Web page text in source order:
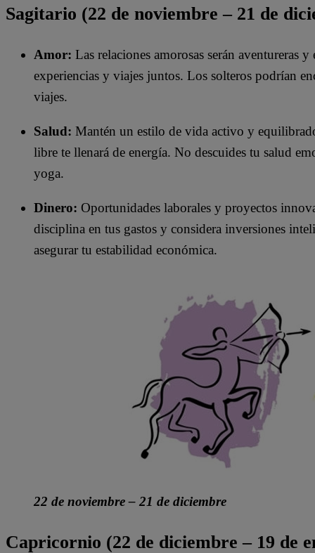
Sagitario (22 de noviembre – 21 de
Amor: Las relaciones amorosas serán aventureras
experiencias y viajes juntos. Los solteros podrían
viajes.​
Salud: Mantén un estilo de vida activo y
libre te llenará de energía. No descuides tu salud
yoga.
Dinero: Oportunidades laborales y proyectos
disciplina en tus gastos y considera inversiones
asegurar tu estabilidad económica.
22 de noviembre – 21 de diciembre
Capricornio (22 de diciembre – 19 de